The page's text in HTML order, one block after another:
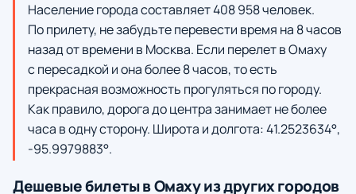
Население города составляет 408 958 человек.
По прилету, не забудьте перевести время на 8 часов
назад от времени в Москва. Если перелет в Омаху
с пересадкой и она более 8 часов, то есть
прекрасная возможность прогуляться по городу.
Как правило, дорога до центра занимает не более
часа в одну сторону. Широта и долгота: 41.2523634°,
-95.9979883°.
Дешевые билеты в Омаху из других городов